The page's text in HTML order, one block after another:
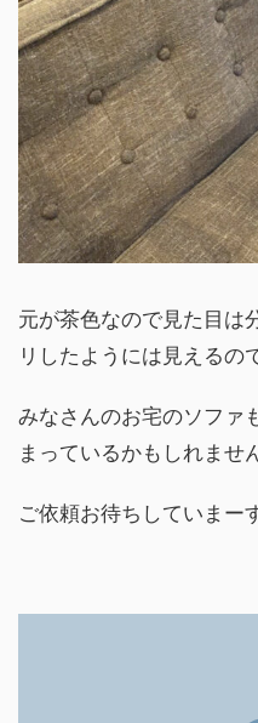
元が茶色なので見た目は
リしたようには見えるの
みなさんのお宅のソファ
まっているかもしれませ
ご依頼お待ちしていまー